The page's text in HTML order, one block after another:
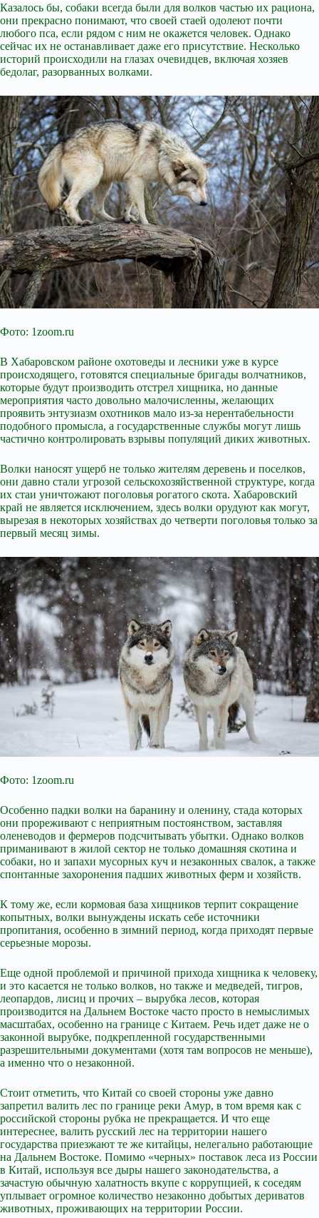
Казалось бы, собаки всегда были для волков частью их рациона,
они прекрасно понимают, что своей стаей одолеют почти
любого пса, если рядом с ним не окажется человек. Однако
сейчас их не останавливает даже его присутствие. Несколько
историй происходили на глазах очевидцев, включая хозяев
бедолаг, разорванных волками.
Фото: 1zoom.ru
В Хабаровском районе охотоведы и лесники уже в курсе
происходящего, готовятся специальные бригады волчатников,
которые будут производить отстрел хищника, но данные
мероприятия часто довольно малочисленны, желающих
проявить энтузиазм охотников мало из-за нерентабельности
подобного промысла, а государственные службы могут лишь
частично контролировать взрывы популяций диких животных.
Волки наносят ущерб не только жителям деревень и поселков,
они давно стали угрозой сельскохозяйственной структуре, когда
их стаи уничтожают поголовья рогатого скота. Хабаровский
край не является исключением, здесь волки орудуют как могут,
вырезая в некоторых хозяйствах до четверти поголовья только за
первый месяц зимы.
Фото: 1zoom.ru
Особенно падки волки на баранину и оленину, стада которых
они прореживают с неприятным постоянством, заставляя
оленеводов и фермеров подсчитывать убытки. Однако волков
приманивают в жилой сектор не только домашняя скотина и
собаки, но и запахи мусорных куч и незаконных свалок, а также
спонтанные захоронения падших животных ферм и хозяйств.
К тому же, если кормовая база хищников терпит сокращение
копытных, волки вынуждены искать себе источники
пропитания, особенно в зимний период, когда приходят первые
серьезные морозы.
Еще одной проблемой и причиной прихода хищника к человеку,
и это касается не только волков, но также и медведей, тигров,
леопардов, лисиц и прочих – вырубка лесов, которая
производится на Дальнем Востоке часто просто в немыслимых
масштабах, особенно на границе с Китаем. Речь идет даже не о
законной вырубке, подкрепленной государственными
разрешительными документами (хотя там вопросов не меньше),
а именно что о незаконной.
Стоит отметить, что Китай со своей стороны уже давно
запретил валить лес по границе реки Амур, в том время как с
российской стороны рубка не прекращается. И что еще
интереснее, валить русский лес на территории нашего
государства приезжают те же китайцы, нелегально работающие
на Дальнем Востоке. Помимо «черных» поставок леса из России
в Китай, используя все дыры нашего законодательства, а
зачастую обычную халатность вкупе с коррупцией, к соседям
уплывает огромное количество незаконно добытых дериватов
животных, проживающих на территории России.